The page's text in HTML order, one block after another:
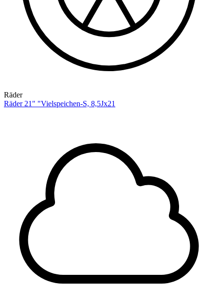
Räder
Räder 21" "Vielspeichen-S, 8,5Jx21